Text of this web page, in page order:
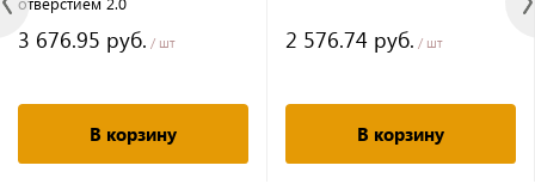
3 676.95 руб. / шт
В корзину
2 576.74 руб. / шт
В корзину